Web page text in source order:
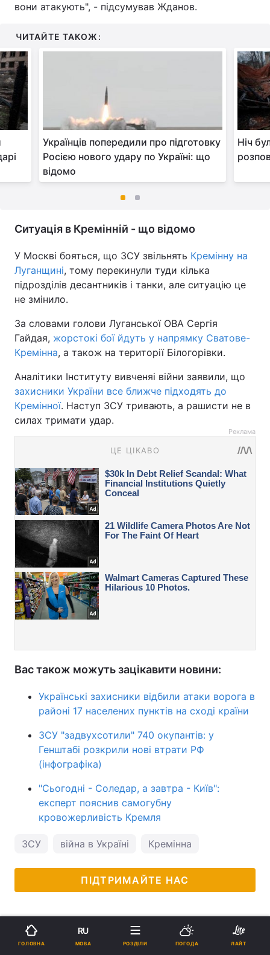
вони атакують", - підсумував Жданов.
ЧИТАЙТЕ ТАКОЖ:
Українців попередили про підготовку
Росією нового удару по Україні: що
відомо
Ніч
Ситуація в Кремінній - що відомо
У Москві бояться, що ЗСУ звільнять Кремінну на
Луганщині, тому перекинули туди кілька
підрозділів десантників і танки, але ситуацію це
не змінило.
За словами голови Луганської ОВА Сергія
Гайдая, жорстокі бої йдуть у напрямку Сватове-
Кремінна, а також на території Білогорівки.
Аналітики Інституту вивченяі війни заявили, що
захисники України все ближче підходять до
Кремінної. Наступ ЗСУ тривають, а рашисти не в
силах тримати удар.
Реклама
Вас також можуть зацікавити новини:
Українські захисники відбили атаки ворога в
районі 17 населених пунктів на сході країни
ЗСУ "задвухсотили" 740 окупантів: у
Генштабі розкрили нові втрати РФ
(інфографіка)
"Сьогодні - Соледар, а завтра - Київ":
експерт пояснив самогубну
кровожерливість Кремля
ЗСУ війна в Україні Кремінна
ПІДТРИМАЙТЕ НАС
ГОЛОВНА
RU
МОВА РОЗДІЛИ ПОГОДА ЛАЙТ